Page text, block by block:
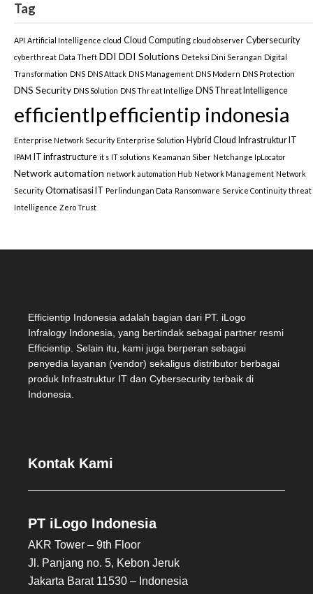
Tag
API Artificial Intelligence cloud Cloud Computing cloud observer Cybersecurity
cyberthreat Data Theft DDI DDI Solutions Deteksi Dini Serangan Digital
Transformation DNS DNS Attack DNS Management DNS Modern DNS Protection
DNS Security DNS Solution DNS Threat Intellige DNS Threat Intelligence
efficientIpefficientip indonesia
Enterprise Network Security Enterprise Solution Hybrid Cloud Infrastruktur IT
IPAM IT infrastructure it s IT solutions Keamanan Siber Netchange IpLocator
Network automation network automation Hub Network Management Network
Security Otomatisasi IT Perlindungan Data Ransomware Service Continuity threat
Intelligence Zero Trust
Efficientip Indonesia adalah bagian dari PT. iLogo
Infralogy Indonesia, yang bertindak sebagai partner resmi
Efficientip. Selain itu, kami juga berperan sebagai
penyedia layanan (vendor) sekaligus distributor berbagai
produk Infrastruktur IT dan Cybersecurity terbaik di
Indonesia.
Kontak Kami
PT iLogo Indonesia
AKR Tower – 9th Floor
Jl. Panjang no. 5, Kebon Jeruk
Jakarta Barat 11530 – Indonesia